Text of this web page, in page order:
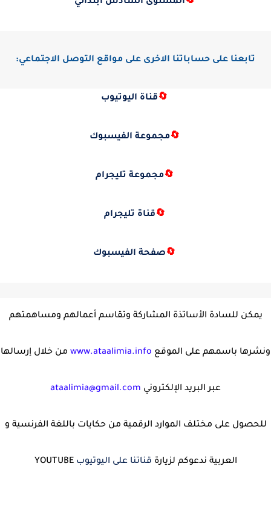
تابعنا على حساباتنا الاخرى على مواقع التوصل الاجتماعي:
🔄قناة اليوتيوب
🔄مجموعة الفيسبوك
🔄مجموعة تليجرام
🔄قناة تليجرام
🔄صفحة الفيسبوك
يمكن للسادة الأساتذة المشاركة وتقاسم أعمالهم ومساهمتهم
ونشرها باسمهم على الموقع www.ataalimia.info من خلال إرسالها
عبر البريد الإلكتروني ataalimia@gmail.com
للحصول على مختلف الموارد الرقمية من حكايات باللغة الفرنسية و
العربية ندعوكم لزيارة قناتنا على اليوتيوب YOUTUBE